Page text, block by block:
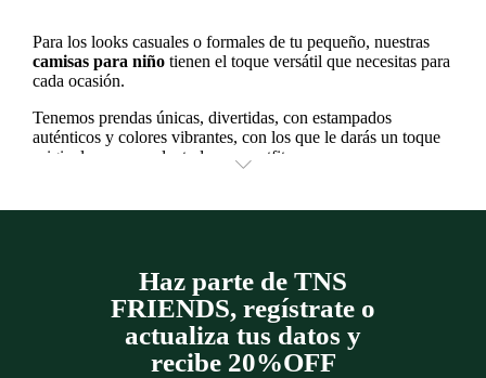
Para los looks casuales o formales de tu pequeño, nuestras
camisas para niño tienen el toque versátil que necesitas para
cada ocasión.
Tenemos prendas únicas, divertidas, con estampados
auténticos y colores vibrantes, con los que le darás un toque
original y muy cool a todos sus outfits.
caracterizan por ser: modernas, funcionales, cómodas y
En definitiva, perfectas tanto para tardes de hazañas y juegos,
como para ocasiones más especiales.
Haz parte de TNS
FRIENDS, regístrate o
actualiza tus datos y
recibe 20%OFF